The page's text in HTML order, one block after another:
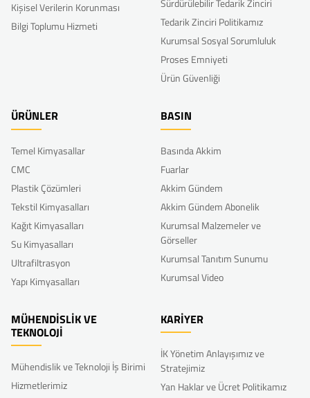
Kişisel Verilerin Korunması
Bilgi Toplumu Hizmeti
Sürdürülebilir Tedarik Zinciri
Tedarik Zinciri Politikamız
Kurumsal Sosyal Sorumluluk
Proses Emniyeti
Ürün Güvenliği
ÜRÜNLER
Temel Kimyasallar
CMC
Plastik Çözümleri
Tekstil Kimyasalları
Kağıt Kimyasalları
Su Kimyasalları
Ultrafiltrasyon
Yapı Kimyasalları
BASIN
Basında Akkim
Fuarlar
Akkim Gündem
Akkim Gündem Abonelik
Kurumsal Malzemeler ve
Görseller
Kurumsal Tanıtım Sunumu
Kurumsal Video
MÜHENDİSLİK VE
TEKNOLOJİ
Mühendislik ve Teknoloji İş Birimi
Hizmetlerimiz
KARİYER
İK Yönetim Anlayışımız ve
Stratejimiz
Yan Haklar ve Ücret Politikamız